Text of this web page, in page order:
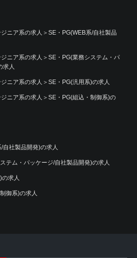
ニア系の求人 ＞ SE・PG(WEB系/自社製品
ニア系の求人 ＞ SE・PG(業務システム・パ
求人
ニア系の求人 ＞ SE・PG(汎用系)の求人
ニア系の求人 ＞ SE・PG(組込・制御系)の
自社製品開発)の求人
テム・パッケージ/自社製品開発)の求人
求人
御系)の求人